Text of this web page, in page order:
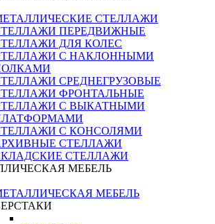
СТЕЛЛАЖИ
ПЕРЕДВИЖНЫЕ
ДЛЯ КОЛЕС
С НАКЛОННЫМИ
СРЕДНЕГРУЗОВЫЕ
ФРОНТАЛЬНЫЕ
С ВЫКАТНЫМИ
С КОНСОЛЯМИ
СТЕЛЛАЖИ
СТЕЛЛАЖИ
МЕБЕЛЬ
МЕБЕЛЬ